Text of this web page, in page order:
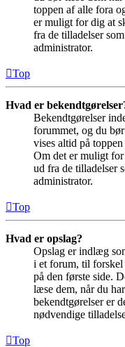
toppen af alle fora
er muligt for dig at
fra de tilladelser
administrator.
Top
Hvad er
Bekendtgørelser
forummet, og du
vises altid på
Om det er muligt
ud fra de tilladelser
administrator.
Top
Hvad er opslag?
Opslag er indlæg
i et forum, til forskel
på den første side.
læse dem, når du
bekendtgørelser er
nødvendige
Top